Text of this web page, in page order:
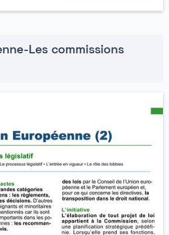
Les commissions